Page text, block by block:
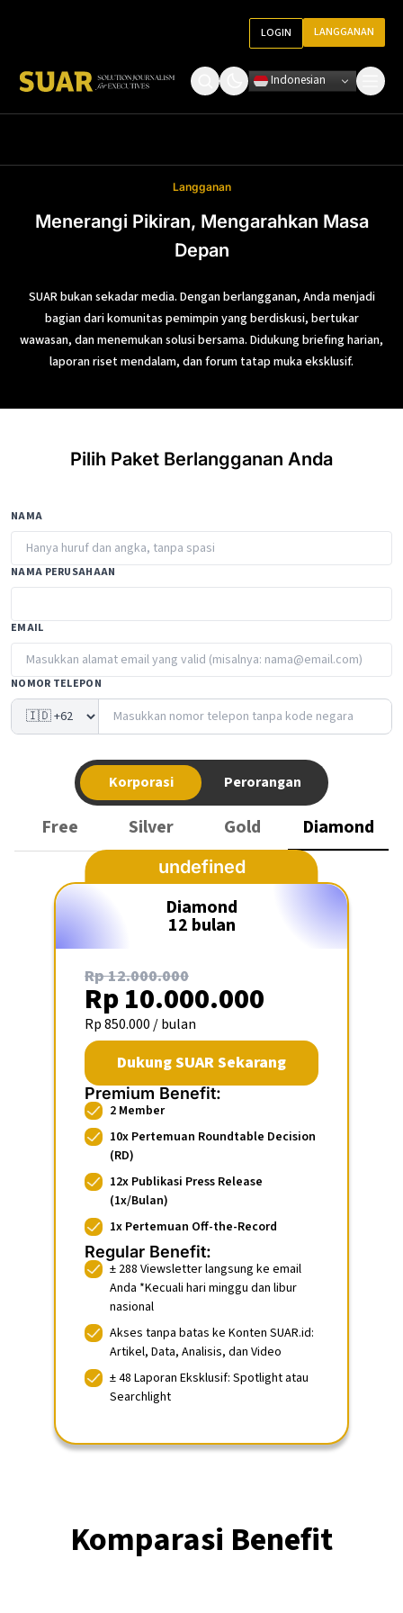
LOGIN LANGGANAN
Indonesian
Langganan
Menerangi Pikiran, Mengarahkan Masa
Depan
SUAR bukan sekadar media. Dengan berlangganan, Anda menjadi
bagian dari komunitas pemimpin yang berdiskusi, bertukar
wawasan, dan menemukan solusi bersama. Didukung briefing harian,
laporan riset mendalam, dan forum tatap muka eksklusif.
Pilih Paket Berlangganan Anda
NAMA
NAMA PERUSAHAAN
EMAIL
NOMOR TELEPON
Korporasi Perorangan
Free Silver Gold Diamond
Diamond
12 bulan
Rp 12.000.000
Rp 10.000.000
Rp 850.000 / bulan
Dukung SUAR Sekarang
Premium Benefit:
2 Member
10x Pertemuan Roundtable Decision
(RD)
12x Publikasi Press Release
(1x/Bulan)
1x Pertemuan Off-the-Record
Regular Benefit:
± 288 Viewsletter langsung ke email
Anda *Kecuali hari minggu dan libur
nasional
Akses tanpa batas ke Konten SUAR.id:
Artikel, Data, Analisis, dan Video
± 48 Laporan Eksklusif: Spotlight atau
Searchlight
Komparasi Benefit